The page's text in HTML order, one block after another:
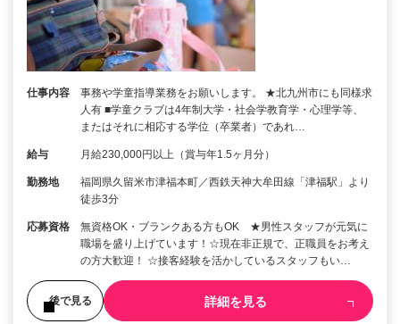
仕事内容
事務や学童指導業務をお願いします。 ★北九州市にも同様求
人有 ■学童クラブは4年制大学・社会学教育学・心理学等、
またはそれに相応する学位（卒業者）であれ…
給与 月給230,000円以上（賞与年1.5ヶ月分）
勤務地
福岡県久留米市津福本町／西鉄天神大牟田線「津福駅」より
徒歩3分
応募資格
無資格OK・ブランクある方もOK ★男性スタッフが元気に
職場を盛り上げています！☆現在非正規で、正職員をお考え
の方大歓迎！ ☆接客経験を活かしているスタッフもい…
後で見る 詳細を見る